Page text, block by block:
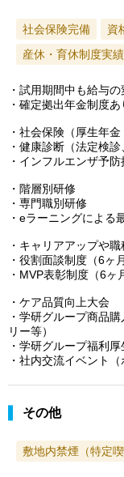
社会保険完備 資
産休・育休制度実
・試用期間中も給与の
・確定拠出年金制度あ
・社会保険（厚生年
・健康診断（法定検
・インフルエンザ予防
・階層別研修
・専門職別研修
・eラーニングによる
・キャリアアップや
・役割面談制度（6ヶ
・MVP表彰制度（6ヶ
・ケア品質向上大会
・学研グループ商品
リー等）
・学研グループ福利
・社内交流イベント
その他
敷地内禁煙（特定喫